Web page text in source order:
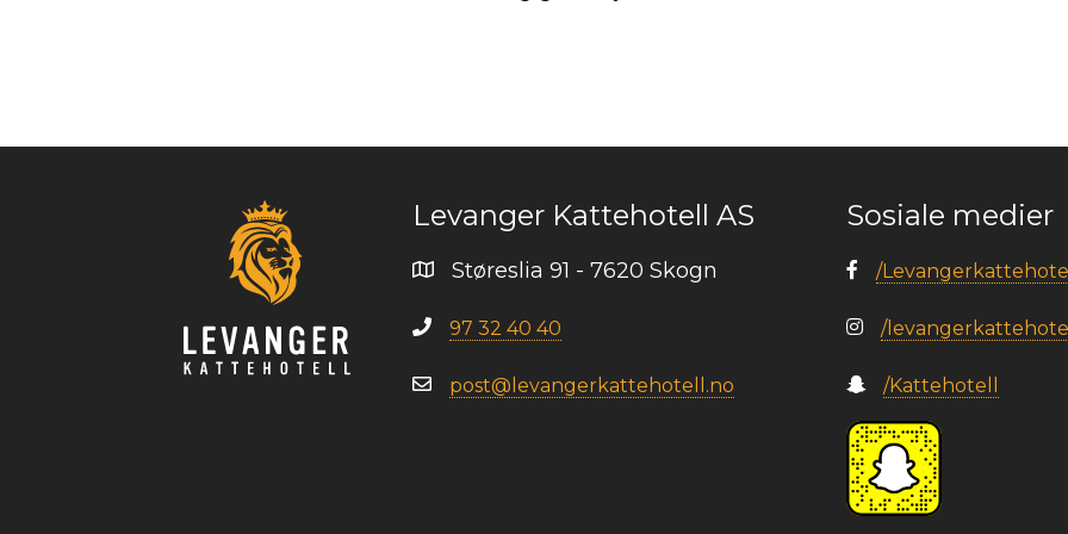
Levanger Kattehotell AS
Støreslia 91 - 7620 Skogn
97 32 40 40
post@levangerkattehotell.no
Sosiale medier
/
/
/Kattehotell